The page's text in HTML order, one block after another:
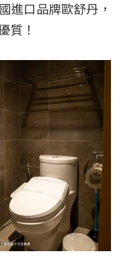
進口品牌歐舒丹，
質！